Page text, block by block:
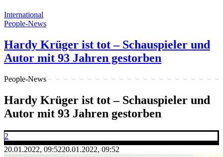
International
People-News
Hardy Krüger ist tot – Schauspieler und
Autor mit 93 Jahren gestorben
People-News
Hardy Krüger ist tot – Schauspieler und
Autor mit 93 Jahren gestorben
2
20.01.2022, 09:5220.01.2022, 09:52